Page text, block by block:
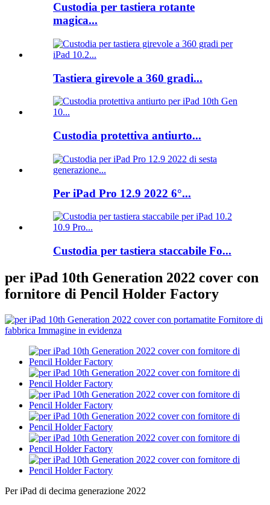
Custodia per tastiera rotante
magica...
Tastiera girevole a 360 gradi...
Custodia protettiva antiurto...
Per iPad Pro 12.9 2022 6°...
Custodia per tastiera staccabile Fo...
per iPad 10th Generation 2022 cover con
fornitore di Pencil Holder Factory
Per iPad di decima generazione 2022